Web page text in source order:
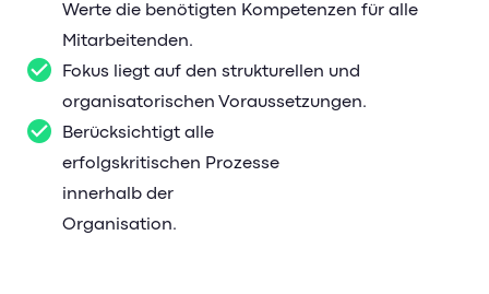
Werte die benötigten Kompetenzen für alle
Mitarbeitenden.
Fokus liegt auf den strukturellen und
organisatorischen Voraussetzungen.
Berücksichtigt alle
erfolgskritischen Prozesse
innerhalb der
Organisation.